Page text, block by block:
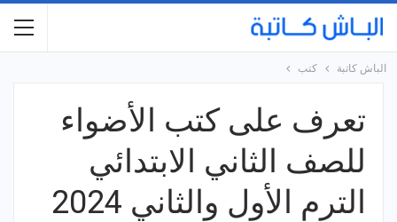
الباش كاتبة كتب
تعرف على كتب الأضواء
للصف الثاني الابتدائي
الترم الأول والثاني 2024